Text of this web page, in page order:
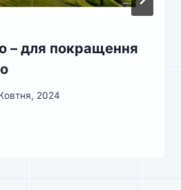
– для покращення
2024